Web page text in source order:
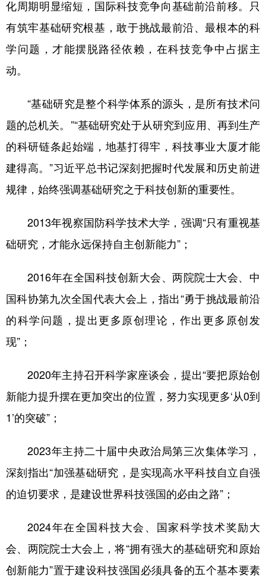
化周期明显缩短，国际科技竞争向基础前沿前移。只
有筑牢基础研究根基，敢于挑战最前沿、最根本的科
学问题，才能摆脱路径依赖，在科技竞争中占据主
动。
“基础研究是整个科学体系的源头，是所有技术问
题的总机关。”“基础研究处于从研究到应用、再到生产
的科研链条起始端，地基打得牢，科技事业大厦才能
建得高。”习近平总书记深刻把握时代发展和历史前进
规律，始终强调基础研究之于科技创新的重要性。
2013年视察国防科学技术大学，强调“只有重视基
础研究，才能永远保持自主创新能力”；
2016年在全国科技创新大会、两院院士大会、中
国科协第九次全国代表大会上，指出“勇于挑战最前沿
的科学问题，提出更多原创理论，作出更多原创发
现”；
2020年主持召开科学家座谈会，提出“要把原始创
新能力提升摆在更加突出的位置，努力实现更多‘从0到
1’的突破”；
2023年主持二十届中央政治局第三次集体学习，
深刻指出“加强基础研究，是实现高水平科技自立自强
的迫切要求，是建设世界科技强国的必由之路”；
2024年在全国科技大会、国家科学技术奖励大
会、两院院士大会上，将“拥有强大的基础研究和原始
创新能力”置于建设科技强国必须具备的五个基本要素